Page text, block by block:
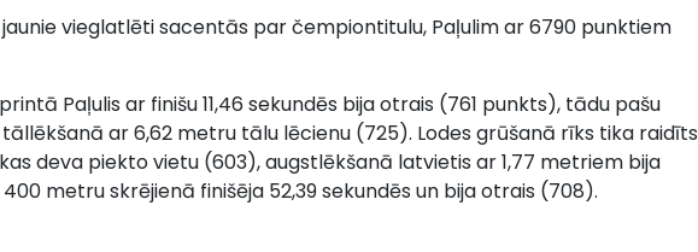
jaunie vieglatlēti sacentās par čempiontitulu, Paļulim ar 6790 punktiem
Paļulis ar finišu 11,46 sekundēs bija otrais (761 punkts), tādu pašu
ar 6,62 metru tālu lēcienu (725). Lodes grūšanā rīks tika raidīts
deva piekto vietu (603), augstlēkšanā latvietis ar 1,77 metriem bija
metru skrējienā finišēja 52,39 sekundēs un bija otrais (708).